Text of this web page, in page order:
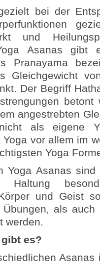
bei der
und
Asanas gibt
Pranayama
Gleichgewicht
Der Begriff
betont
angestrebten
als eigene
vor allem im
Yoga
Yoga Asanas
Haltung
und Geist
als
werden.
es?